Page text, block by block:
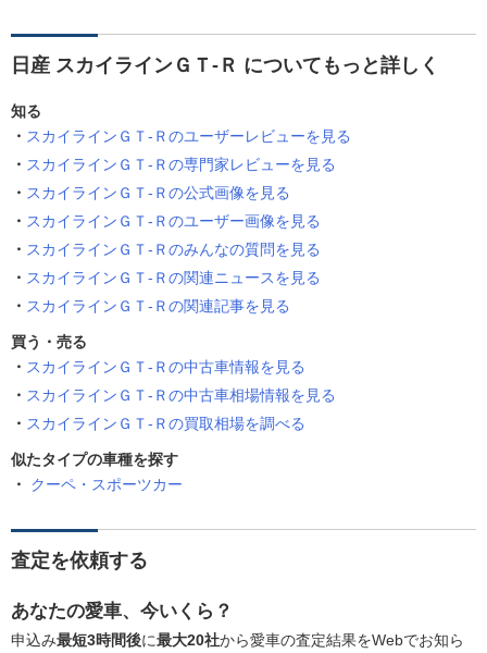
日産 スカイラインＧＴ‐Ｒ についてもっと詳しく
知る
スカイラインＧＴ‐Ｒのユーザーレビューを見る
スカイラインＧＴ‐Ｒの専門家レビューを見る
スカイラインＧＴ‐Ｒの公式画像を見る
スカイラインＧＴ‐Ｒのユーザー画像を見る
スカイラインＧＴ‐Ｒのみんなの質問を見る
スカイラインＧＴ‐Ｒの関連ニュースを見る
スカイラインＧＴ‐Ｒの関連記事を見る
買う・売る
スカイラインＧＴ‐Ｒの中古車情報を見る
スカイラインＧＴ‐Ｒの中古車相場情報を見る
スカイラインＧＴ‐Ｒの買取相場を調べる
似たタイプの車種を探す
クーペ・スポーツカー
査定を依頼する
あなたの愛車、今いくら？
申込み最短3時間後に最大20社から愛車の査定結果をWebでお知ら